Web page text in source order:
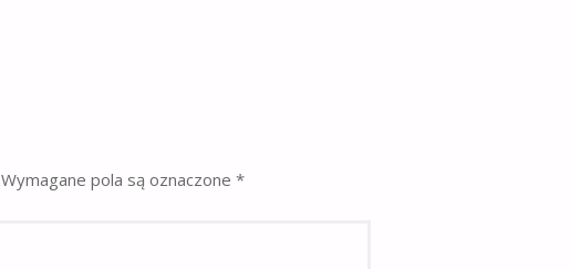
Wymagane pola są oznaczone*